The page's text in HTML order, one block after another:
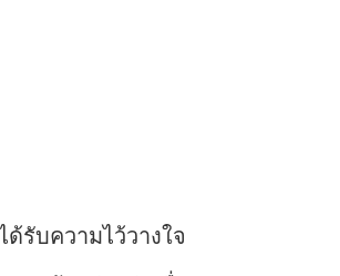
ด้รับความไว้วางใจ